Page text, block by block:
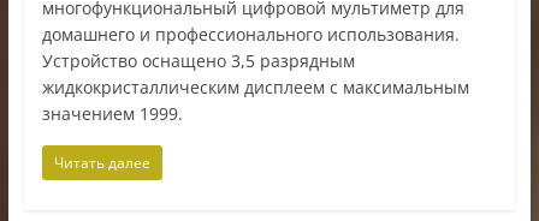
многофункциональный цифровой мультиметр для
домашнего и профессионального использования.
Устройство оснащено 3,5 разрядным
жидкокристаллическим дисплеем с максимальным
значением 1999.
Читать далее